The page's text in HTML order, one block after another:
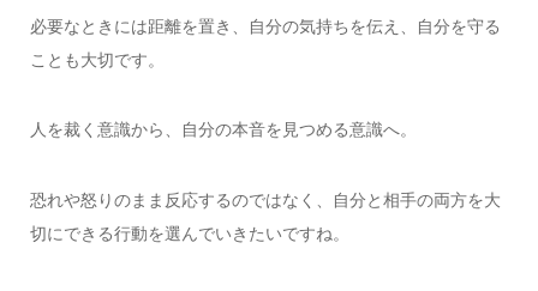
必要なときには距離を置き、自分の気持ちを伝え、自分を守る
ことも大切です。
人を裁く意識から、自分の本音を見つめる意識へ。
恐れや怒りのまま反応するのではなく、自分と相手の両方を大
切にできる行動を選んでいきたいですね。